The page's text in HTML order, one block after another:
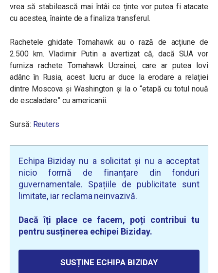
vrea să stabilească mai întâi ce ținte vor putea fi atacate
cu acestea, înainte de a finaliza transferul.
Rachetele ghidate Tomahawk au o rază de acțiune de
2.500 km. Vladimir Putin a avertizat că, dacă SUA vor
furniza rachete Tomahawk Ucrainei, care ar putea lovi
adânc în Rusia, acest lucru ar duce la erodare a relației
dintre Moscova și Washington și la o “etapă cu totul nouă
de escaladare” cu americanii.
Sursă: Reuters
Echipa Biziday nu a solicitat și nu a acceptat
nicio formă de finanțare din fonduri
guvernamentale. Spațiile de publicitate sunt
limitate, iar reclama neinvazivă.
Dacă îți place ce facem, poți contribui tu
pentru susținerea echipei Biziday.
SUSȚINE ECHIPA BIZIDAY